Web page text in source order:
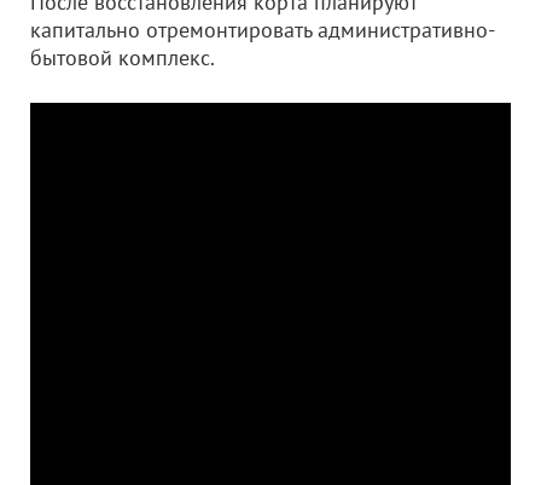
капитально отремонтировать административно-
бытовой комплекс.